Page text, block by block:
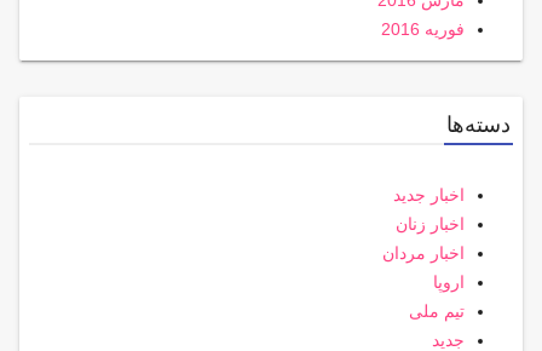
فوریه 2016
دسته‌ها
اخبار جدید
اخبار زنان
اخبار مردان
اروپا
تیم ملی
جدید